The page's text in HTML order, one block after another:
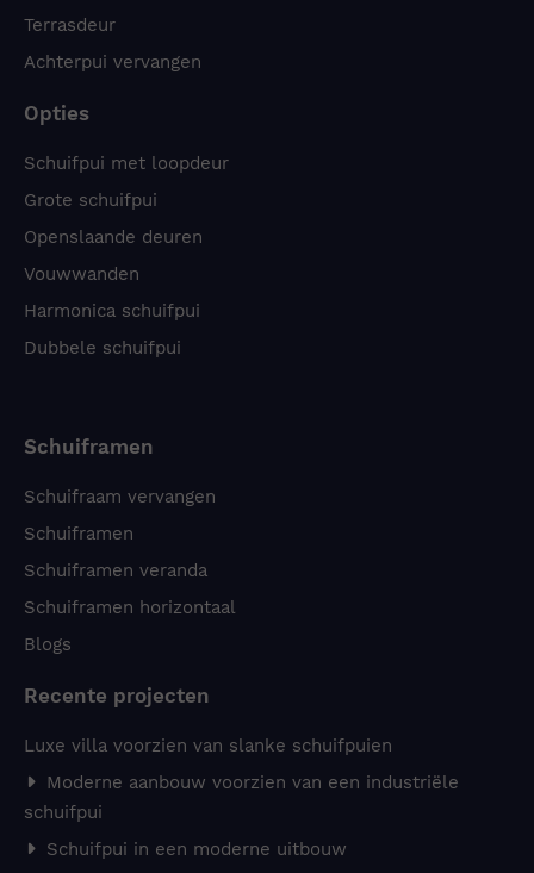
Terrasdeur
Achterpui vervangen
Opties
Schuifpui met loopdeur
Grote schuifpui
Openslaande deuren
Vouwwanden
Harmonica schuifpui
Dubbele schuifpui
Schuiframen
Schuifraam vervangen
Schuiframen
Schuiframen veranda
Schuiframen horizontaal
Blogs
Recente projecten
Luxe villa voorzien van slanke schuifpuien
Moderne aanbouw voorzien van een industriële
schuifpui
Schuifpui in een moderne uitbouw